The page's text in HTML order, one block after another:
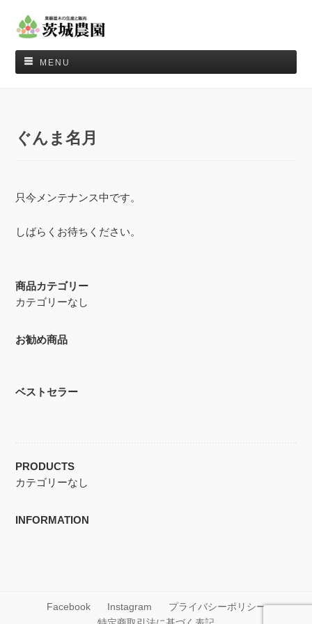
MENU
ぐんま名月
只今メンテナンス中です。
しばらくお待ちください。
商品カテゴリー
カテゴリーなし
お勧め商品
ベストセラー
PRODUCTS
カテゴリーなし
INFORMATION
Facebook Instagram
プライバシーポリシー